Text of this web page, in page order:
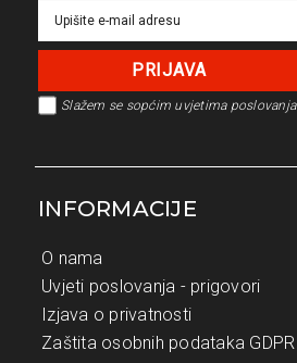
Slažem se sopćim uvjetima poslovanja
INFORMACIJE
O nama
Uvjeti poslovanja - prigovori
Izjava o privatnosti
Zaštita osobnih podataka GDPR